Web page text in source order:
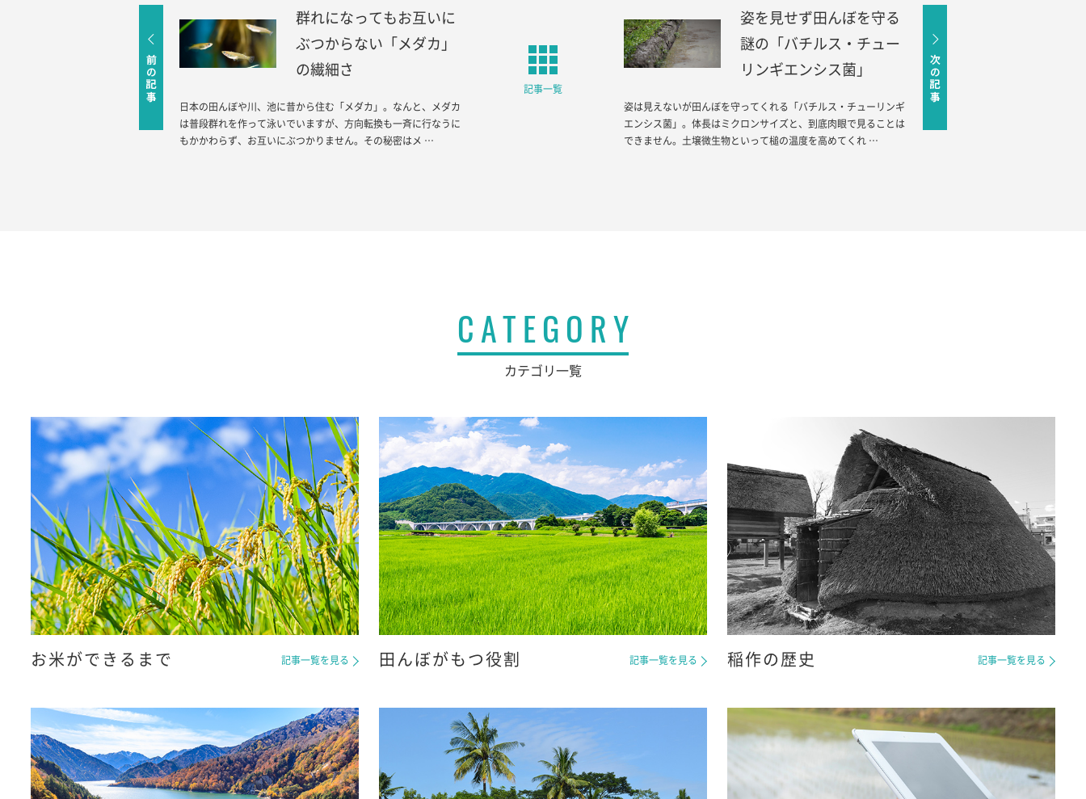
群れになってもお互いに
ぶつからない「メダカ」
の繊細さ
日本の田んぼや川、池に昔から住む「メダカ」。なんと、メダカ
は普段群れを作って泳いでいますが、方向転換も一斉に行なうに
もかかわらず、お互いにぶつかりません。その秘密はメ …
記事一覧
姿を見せず田んぼを守る
謎の「バチルス・チュー
リンギエンシス菌」
姿は見えないが田んぼを守ってくれる「バチルス・チューリンギ
エンシス菌」。体長はミクロンサイズと、到底肉眼で見ることは
できません。土壌微生物といって槌の温度を高めてくれ …
CATEGORY
カテゴリ一覧
お米ができるまで 記事一覧を見る 田んぼがもつ役割 記事一覧を見る 稲作の歴史 記事一覧を見る